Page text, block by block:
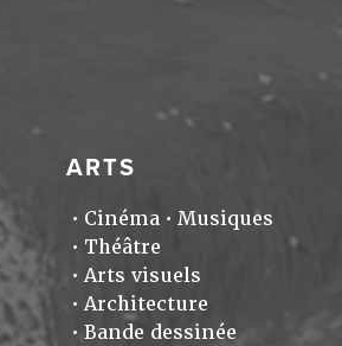
ARTS
Cinéma
Musiques
Théâtre
Arts visuels
Architecture
Bande dessinée